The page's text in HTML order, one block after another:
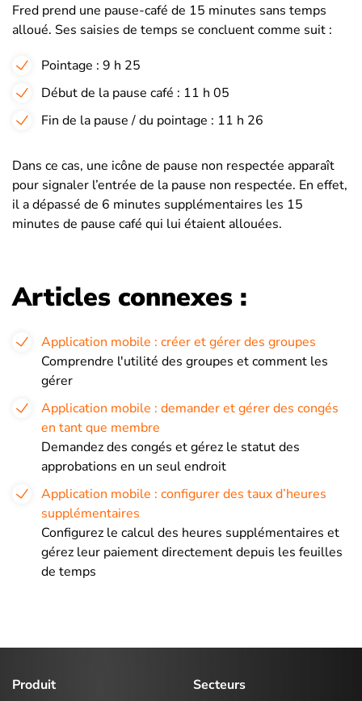
Fred prend une pause-café de 15 minutes sans temps
alloué. Ses saisies de temps se concluent comme suit :
Pointage : 9 h 25
Début de la pause café : 11 h 05
Fin de la pause / du pointage : 11 h 26
Dans ce cas, une icône de pause non respectée apparaît
pour signaler l’entrée de la pause non respectée. En effet,
il a dépassé de 6 minutes supplémentaires les 15
minutes de pause café qui lui étaient allouées.
Articles connexes :
Application mobile : créer et gérer des groupes
Comprendre l'utilité des groupes et comment les
gérer
Application mobile : demander et gérer des congés
en tant que membre
Demandez des congés et gérez le statut des
approbations en un seul endroit
Application mobile : configurer des taux d’heures
supplémentaires
Configurez le calcul des heures supplémentaires et
gérez leur paiement directement depuis les feuilles
de temps
Produit
Secteurs